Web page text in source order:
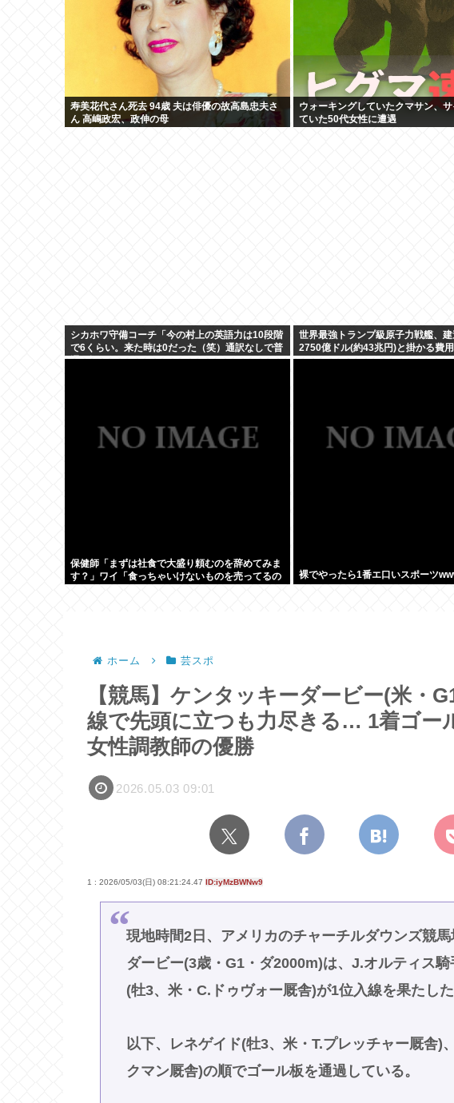
寿美花代さん死去 94歳 夫は俳優の故高島忠夫さ
ん 高嶋政宏、政伸の母
ウォーキングしていたクマサン、
ていた50代女性に遭遇
シカホワ守備コーチ「今の村上の英語力は10段階
で6くらい。来た時は0だった（笑）通訳なしで普
通に話してる」
世界最強トランプ級原子力戦艦、
2750億ドル(約43兆円)と掛かる費
保健師「まずは社食で大盛り頼むのを辞めてみま
す？」ワイ「食っちゃいけないものを売ってるの
裸でやったら1番エ口いスポーツ
ホーム 芸スポ
【競馬】ケンタッキーダービー(米・
線で先頭に立つも力尽きる… 1着ゴー
女性調教師の優勝
2026.05.03 09:01
1 : 2026/05/03(日) 08:21:24.47 ID:iyMzBWNw9
現地時間2日、アメリカのチャーチルダウンズ競
ダービー(3歳・G1・ダ2000m)は、J.オルティス
(牡3、米・C.ドゥヴォー厩舎)が1位入線を果たした
以下、レネゲイド(牡3、米・T.プレッチャー厩舎)
クマン厩舎)の順でゴール板を通過している。